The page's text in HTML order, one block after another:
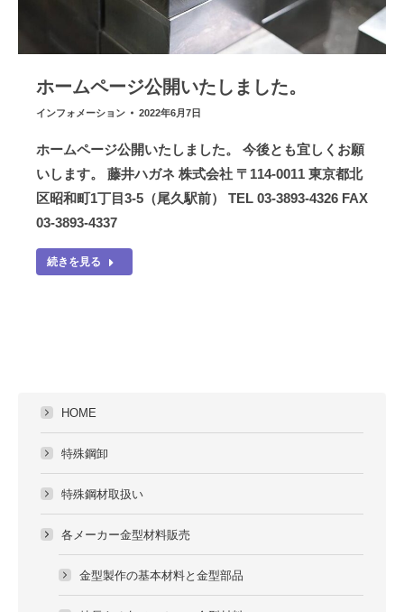
ホームページ公開いたしました。
インフォメーション 2022年6月7日
ホームページ公開いたしました。 今後とも宜しくお願
いします。 藤井ハガネ 株式会社 〒114-0011 東京都北
区昭和町1丁目3-5（尾久駅前） TEL 03-3893-4326 FAX
03-3893-4337
続きを見る
HOME
特殊鋼卸
特殊鋼材取扱い
各メーカー金型材料販売
金型製作の基本材料と金型部品